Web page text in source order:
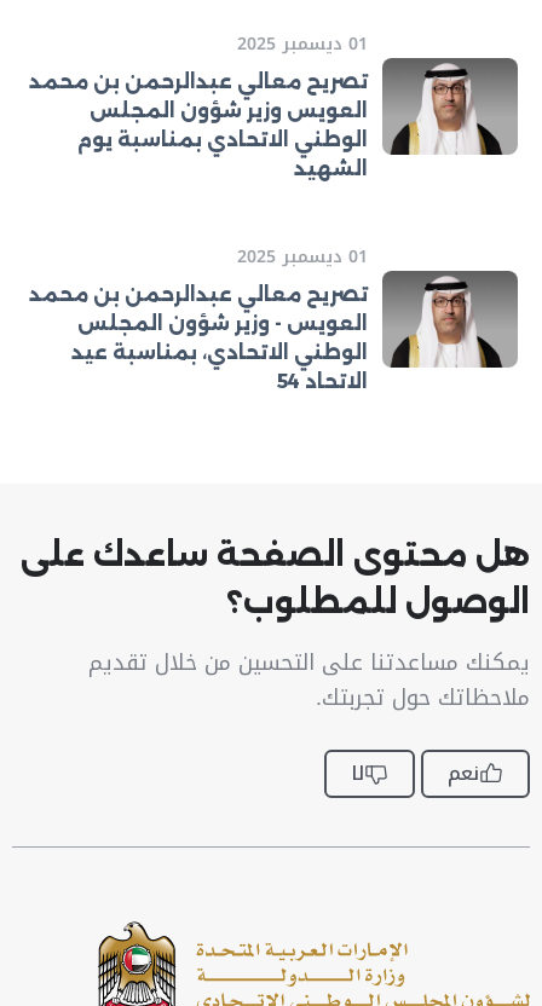
01 ديسمبر 2025
تصريح معالي عبدالرحمن بن محمد
العويس وزير شؤون المجلس
الوطني الاتحادي بمناسبة يوم
الشهيد
01 ديسمبر 2025
تصريح معالي عبدالرحمن بن محمد
العويس - وزير شؤون المجلس
الوطني الاتحادي، بمناسبة عيد
الاتحاد 54
هل محتوى الصفحة ساعدك على
الوصول للمطلوب؟
يمكنك مساعدتنا على التحسين من خلال تقديم
ملاحظاتك حول تجربتك.
نعم لا